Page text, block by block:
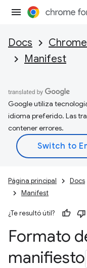
Docs
Manifest
Google utiliza
idioma preferido. Las
contener errores.
Página principal Docs
Manifest
¿Te resultó útil?
Formato
manifiesto